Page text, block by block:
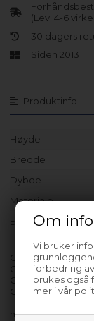
Om
Vi bruker
forbedring
brukes også
mer i vår
Produktinfo
Høyde
Bredde
Dybde
Materiale
Prisen er for 1 stk.
CDNF3675
CFD340AG
CFD340PLS
CFL3565A
med flere…
(Lev. 4-6
30 dagers
Siden 2013